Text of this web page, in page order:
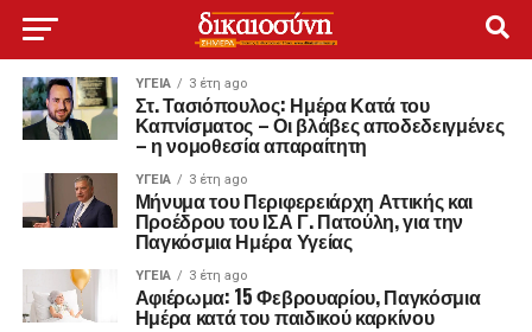
ΥΓΕΊΑ 3 έτη ago
Στ. Τασιόπουλος: Ημέρα Κατά του
Καπνίσματος – Οι βλάβες αποδεδειγμένες
– η νομοθεσία απαραίτητη
ΥΓΕΊΑ 3 έτη ago
Μήνυμα του Περιφερειάρχη Αττικής και
Προέδρου του ΙΣΑ Γ. Πατούλη, για την
Παγκόσμια Ημέρα Υγείας
ΥΓΕΊΑ 3 έτη ago
Αφιέρωμα: 15 Φεβρουαρίου, Παγκόσμια
Ημέρα κατά του παιδικού καρκίνου